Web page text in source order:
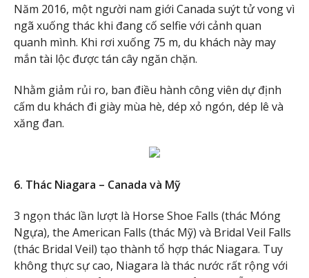
Năm 2016, một người nam giới Canada suýt tử vong vì
ngã xuống thác khi đang cố selfie với cảnh quan
quanh mình. Khi rơi xuống 75 m, du khách này may
mắn tài lộc được tán cây ngăn chặn.
Nhằm giảm rủi ro, ban điều hành công viên dự định
cấm du khách đi giày mùa hè, dép xỏ ngón, dép lê và
xăng đan.
6. Thác Niagara – Canada và Mỹ
3 ngọn thác lần lượt là Horse Shoe Falls (thác Móng
Ngựa), the American Falls (thác Mỹ) và Bridal Veil Falls
(thác Bridal Veil) tạo thành tổ hợp thác Niagara. Tuy
không thực sự cao, Niagara là thác nước rất rộng với